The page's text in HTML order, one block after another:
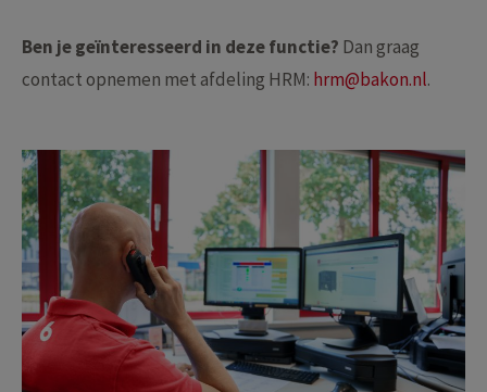
Ben je geïnteresseerd in deze functie? Dan graag
contact opnemen met afdeling HRM: hrm@bakon.nl.